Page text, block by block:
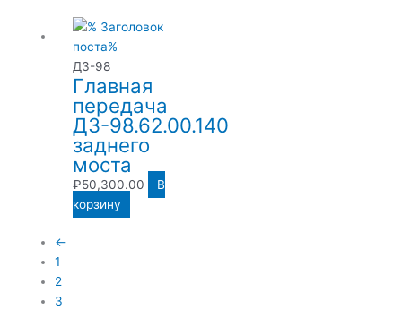
ДЗ-98
Главная
передача
ДЗ-98.62.00.140
заднего
моста
₽50,300.00
В
корзину
←
1
2
3